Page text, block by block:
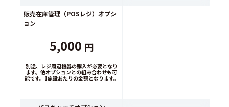
販売在庫管理（POSレジ）オプシ
ョン
5,000 円
別途、レジ周辺機器の購入が必要となり
ます。他オプションとの組み合わせも可
能です。1施設あたりの金額となります。